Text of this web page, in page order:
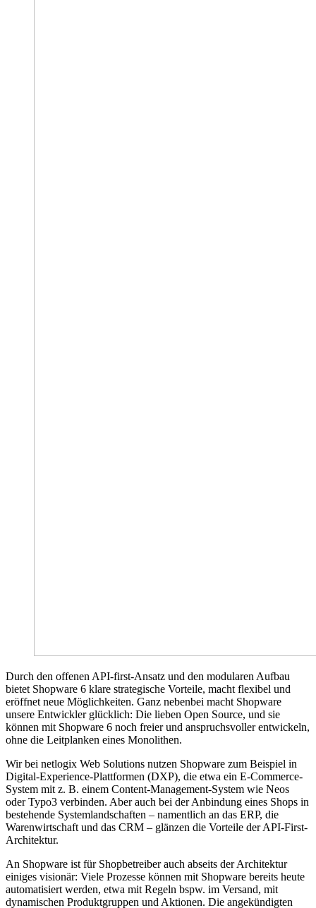
Durch den offenen API-first-Ansatz und den modularen Aufbau
bietet Shopware 6 klare strategische Vorteile, macht flexibel und
eröffnet neue Möglichkeiten. Ganz nebenbei macht Shopware
unsere Entwickler glücklich: Die lieben Open Source, und sie
können mit Shopware 6 noch freier und anspruchsvoller entwickeln,
ohne die Leitplanken eines Monolithen.
Wir bei netlogix Web Solutions nutzen Shopware zum Beispiel in
Digital-Experience-Plattformen (DXP), die etwa ein E-Commerce-
System mit z. B. einem Content-Management-System wie Neos
oder Typo3 verbinden. Aber auch bei der Anbindung eines Shops in
bestehende Systemlandschaften – namentlich an das ERP, die
Warenwirtschaft und das CRM – glänzen die Vorteile der API-First-
Architektur.
An Shopware ist für Shopbetreiber auch abseits der Architektur
einiges visionär: Viele Prozesse können mit Shopware bereits heute
automatisiert werden, etwa mit Regeln bspw. im Versand, mit
dynamischen Produktgruppen und Aktionen. Die angekündigten